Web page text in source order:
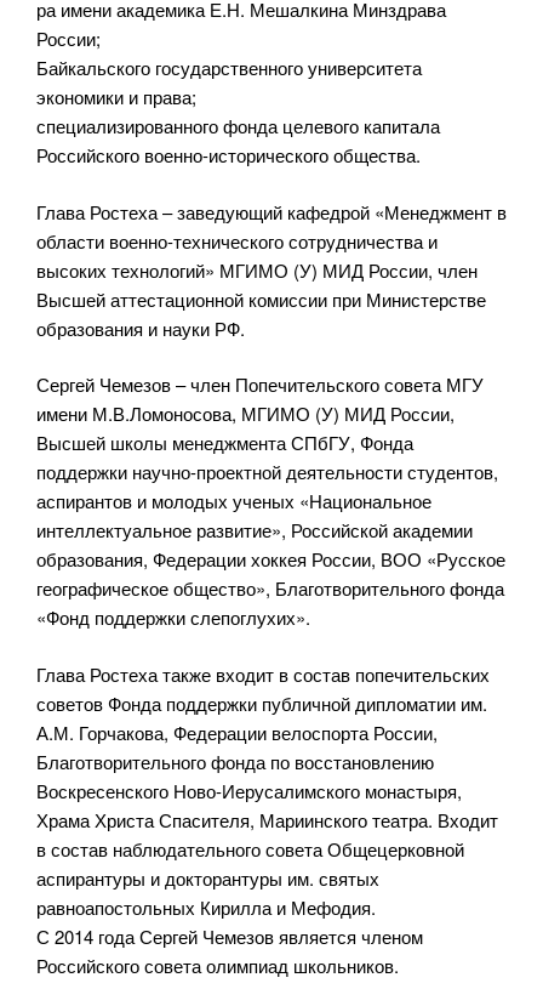
ра имени академика Е.Н. Мешалкина Минздрава
России;
Байкальского государственного университета
экономики и права;
специализированного фонда целевого капитала
Российского военно-исторического общества.
Глава Ростеха – заведующий кафедрой «Менеджмент в
области военно-технического сотрудничества и
высоких технологий» МГИМО (У) МИД России, член
Высшей аттестационной комиссии при Министерстве
образования и науки РФ.
Сергей Чемезов – член Попечительского совета МГУ
имени М.В.Ломоносова, МГИМО (У) МИД России,
Высшей школы менеджмента СПбГУ, Фонда
поддержки научно-проектной деятельности студентов,
аспирантов и молодых ученых «Национальное
интеллектуальное развитие», Российской академии
образования, Федерации хоккея России, ВОО «Русское
географическое общество», Благотворительного фонда
«Фонд поддержки слепоглухих».
Глава Ростеха также входит в состав попечительских
советов Фонда поддержки публичной дипломатии им.
А.М. Горчакова, Федерации велоспорта России,
Благотворительного фонда по восстановлению
Воскресенского Ново-Иерусалимского монастыря,
Храма Христа Спасителя, Мариинского театра. Входит
в состав наблюдательного совета Общецерковной
аспирантуры и докторантуры им. святых
равноапостольных Кирилла и Мефодия.
С 2014 года Сергей Чемезов является членом
Российского совета олимпиад школьников.